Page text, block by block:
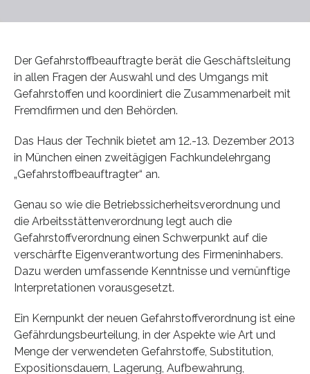
Der Gefahrstoffbeauftragte berät die Geschäftsleitung
in allen Fragen der Auswahl und des Umgangs mit
Gefahrstoffen und koordiniert die Zusammenarbeit mit
Fremdfirmen und den Behörden.
Das Haus der Technik bietet am 12.-13. Dezember 2013
in München einen zweitägigen Fachkundelehrgang
„Gefahrstoffbeauftragter“ an.
Genau so wie die Betriebssicherheitsverordnung und
die Arbeitsstättenverordnung legt auch die
Gefahrstoffverordnung einen Schwerpunkt auf die
verschärfte Eigenverantwortung des Firmeninhabers.
Dazu werden umfassende Kenntnisse und vernünftige
Interpretationen vorausgesetzt.
Ein Kernpunkt der neuen Gefahrstoffverordnung ist eine
Gefährdungsbeurteilung, in der Aspekte wie Art und
Menge der verwendeten Gefahrstoffe, Substitution,
Expositionsdauern, Lagerung, Aufbewahrung,